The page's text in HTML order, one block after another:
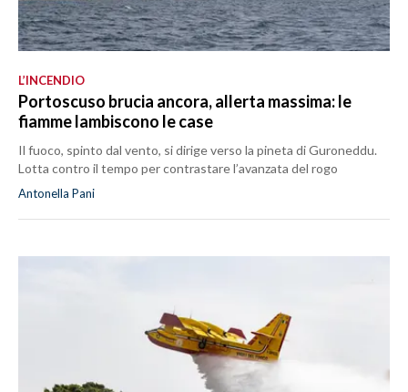
L’INCENDIO
Portoscuso brucia ancora, allerta massima: le
fiamme lambiscono le case
Il fuoco, spinto dal vento, si dirige verso la pineta di Guroneddu.
Lotta contro il tempo per contrastare l’avanzata del rogo
Antonella Pani